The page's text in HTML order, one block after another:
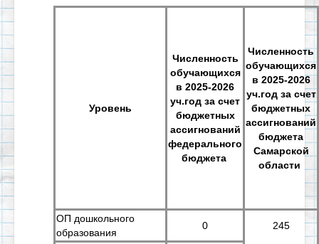
Уровень
Численность
обучающихся
в 2025-2026
уч.год за счет
бюджетных
ассигнований
федерального
бюджета
Численность
обучающихся
в 2025-2026
уч.год за счет
бюджетных
ассигнований
бюджета
Самарской
области
ОП дошкольного
образования
0 245